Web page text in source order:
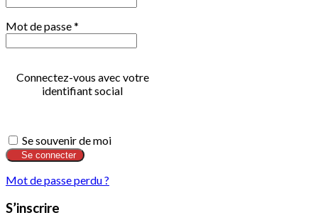
Mot de passe*
Connectez-vous avec votre
identifiant social
Se souvenir de moi
Se connecter
Mot de passe perdu ?
S’inscrire